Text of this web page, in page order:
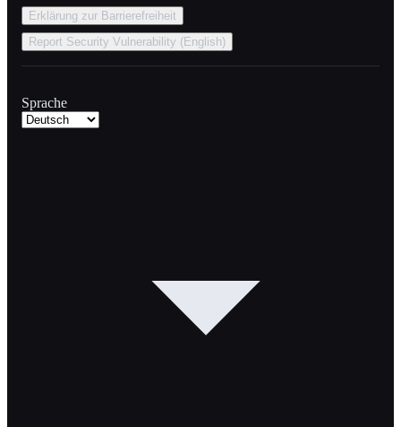
Erklärung zur Barrierefreiheit
Report Security Vulnerability (English)
Sprache